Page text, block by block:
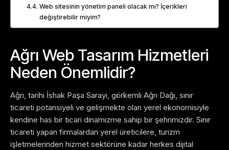
Web sitesinin yönetim paneli olacak mı? İçerikleri
değiştirebilir miyim?
Ağrı Web Tasarım Hizmetleri
Neden Önemlidir?
Ağrı, tarihi İshak Paşa Sarayı, görkemli Ağrı Dağı, sınır
ticareti potansiyeli ve gelişmekte olan yerel ekonomisiyle
kendine has bir ticari dinamizme sahip bir şehrimizdir. Sınır
ticareti yapan firmalardan yerel üreticilere, turizm
işletmelerinden hizmet sektörüne kadar herkes dijital